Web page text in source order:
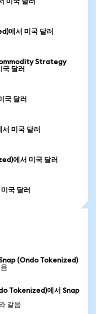
미국 달러
에서 미국 달러
Strategy
달러
국 달러
미국 달러
에서 미국 달러
국 달러
(Ondo Tokenized)
Tokenized)에서 Snap
같음